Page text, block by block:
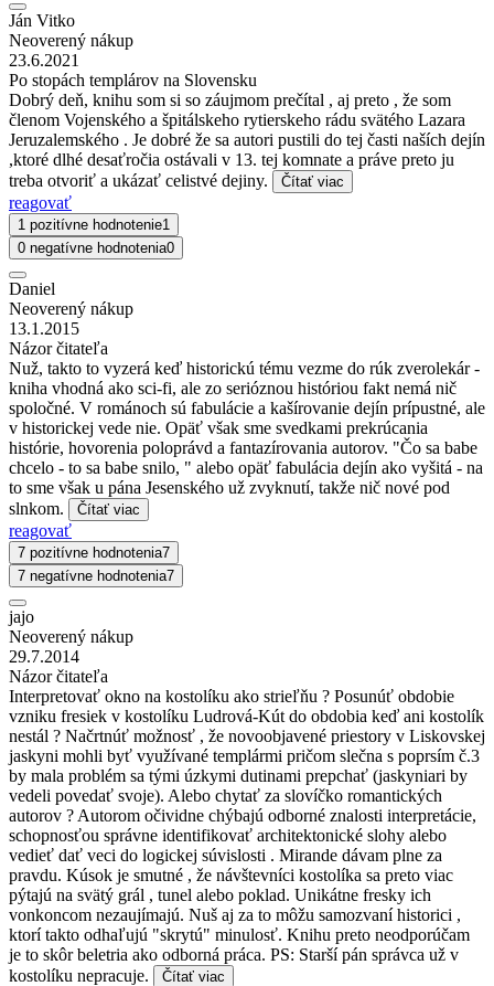
Ján Vitko
Neoverený nákup
23.6.2021
Po stopách templárov na Slovensku
Dobrý deň, knihu som si so záujmom prečítal , aj preto , že som
členom Vojenského a špitálskeho rytierskeho rádu svätého Lazara
Jeruzalemského . Je dobré že sa autori pustili do tej časti naších dejín
,ktoré dlhé desaťročia ostávali v 13. tej komnate a práve preto ju
treba otvoriť a ukázať celistvé dejiny.
Čítať viac
reagovať
1 pozitívne hodnotenie1
0 negatívne hodnotenia0
Daniel
Neoverený nákup
13.1.2015
Názor čitateľa
Nuž, takto to vyzerá keď historickú tému vezme do rúk zverolekár -
kniha vhodná ako sci-fi, ale zo serióznou históriou fakt nemá nič
spoločné. V románoch sú fabulácie a kašírovanie dejín prípustné, ale
v historickej vede nie. Opäť však sme svedkami prekrúcania
histórie, hovorenia poloprávd a fantazírovania autorov. "Čo sa babe
chcelo - to sa babe snilo, " alebo opäť fabulácia dejín ako vyšitá - na
to sme však u pána Jesenského už zvyknutí, takže nič nové pod
slnkom.
Čítať viac
reagovať
7 pozitívne hodnotenia7
7 negatívne hodnotenia7
jajo
Neoverený nákup
29.7.2014
Názor čitateľa
Interpretovať okno na kostolíku ako strieľňu ? Posunúť obdobie
vzniku fresiek v kostolíku Ludrová-Kút do obdobia keď ani kostolík
nestál ? Načrtnúť možnosť , že novoobjavené priestory v Liskovskej
jaskyni mohli byť využívané templármi pričom slečna s poprsím č.3
by mala problém sa tými úzkymi dutinami prepchať (jaskyniari by
vedeli povedať svoje). Alebo chytať za slovíčko romantických
autorov ? Autorom očividne chýbajú odborné znalosti interpretácie,
schopnosťou správne identifikovať architektonické slohy alebo
vedieť dať veci do logickej súvislosti . Mirande dávam plne za
pravdu. Kúsok je smutné , že návštevníci kostolíka sa preto viac
pýtajú na svätý grál , tunel alebo poklad. Unikátne fresky ich
vonkoncom nezaujímajú. Nuš aj za to môžu samozvaní historici ,
ktorí takto odhaľujú "skrytú" minulosť. Knihu preto neodporúčam
je to skôr beletria ako odborná práca. PS: Starší pán správca už v
kostolíku nepracuje.
Čítať viac